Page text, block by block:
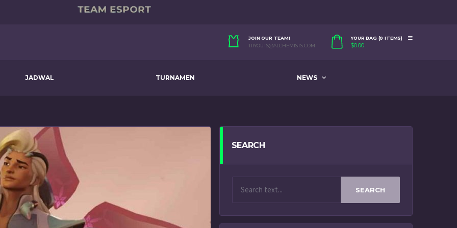
JOIN OUR TEAM!
TRYOUTS@ALCHEMISTS.COM
YOUR BAG (0 ITEMS)
$0.00
JADWAL TURNAMEN NEWS
SEARCH
SEARCH